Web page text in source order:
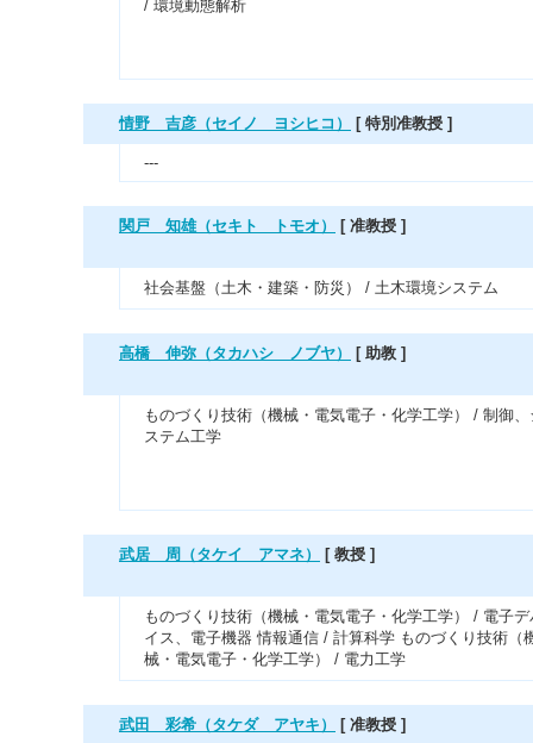
/ 環境動態解析
情野 吉彦（セイノ ヨシヒコ） [ 特別准教授 ]
---
関戸 知雄（セキト トモオ） [ 准教授 ]
社会基盤（土木・建築・防災） / 土木環境システム
高橋 伸弥（タカハシ ノブヤ） [ 助教 ]
ものづくり技術（機械・電気電子・化学工学） / 制御、
ステム工学
武居 周（タケイ アマネ） [ 教授 ]
ものづくり技術（機械・電気電子・化学工学） / 電子デ
イス、電子機器 情報通信 / 計算科学 ものづくり技術（
械・電気電子・化学工学） / 電力工学
武田 彩希（タケダ アヤキ） [ 准教授 ]